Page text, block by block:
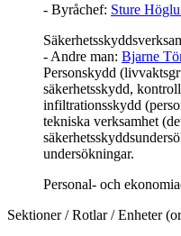
- Byråchef: Sture
- Andre man: Bjarne
Personskydd
säkerhetsskydd,
infiltrationsskydd
tekniska verksamhet
undersökningar.
Personal- och
Sektioner / Rotlar / Enheter